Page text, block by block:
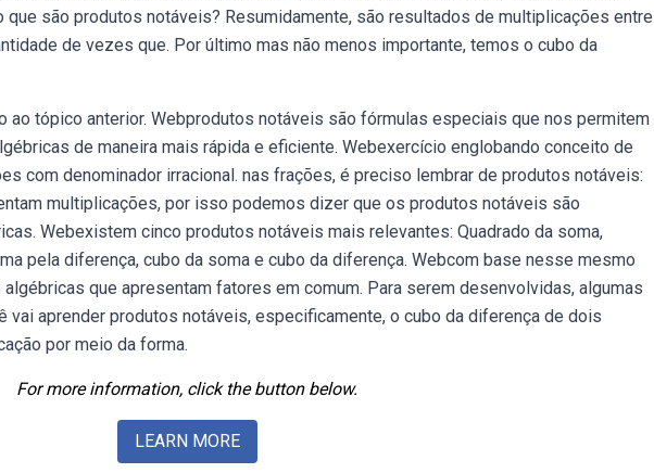
são produtos notáveis? Resumidamente, são resultados de multiplicações entre
de vezes que. Por último mas não menos importante, temos o cubo da
ao tópico anterior. Webprodutos notáveis são fórmulas especiais que nos permitem
de maneira mais rápida e eficiente. Webexercício englobando conceito de
com denominador irracional. nas frações, é preciso lembrar de produtos notáveis:
multiplicações, por isso podemos dizer que os produtos notáveis são
Webexistem cinco produtos notáveis mais relevantes: Quadrado da soma,
pela diferença, cubo da soma e cubo da diferença. Webcom base nesse mesmo
que apresentam fatores em comum. Para serem desenvolvidas, algumas
aprender produtos notáveis, especificamente, o cubo da diferença de dois
por meio da forma.
For more information, click the button below.
LEARN MORE